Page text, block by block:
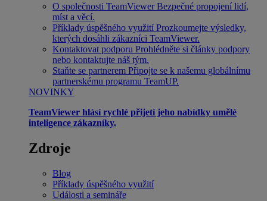
O společnosti TeamViewer Bezpečné propojení lidí,
míst a věcí.
Příklady úspěšného využití Prozkoumejte výsledky,
kterých dosáhli zákazníci TeamViewer.
Kontaktovat podporu Prohlédněte si články podpory
nebo kontaktujte náš tým.
Staňte se partnerem Připojte se k našemu globálnímu
partnerskému programu TeamUP.
NOVINKY
TeamViewer hlásí rychlé přijetí jeho nabídky umělé
inteligence zákazníky.
Zdroje
Blog
Příklady úspěšného využití
Události a semináře